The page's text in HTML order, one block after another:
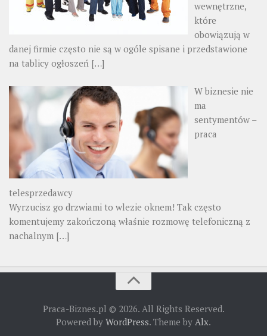
wewnętrzne,
które
obowiązują w
danej firmie często nie są w ogóle spisane i przedstawione
na tablicy ogłoszeń […]
W biznesie nie
ma
sentymentów –
praca
telesprzedawcy
Wyrzucisz go drzwiami to wlezie oknem! Tak często
komentujemy zakończoną właśnie rozmowę telefoniczną z
nachalnym […]
Praca-Biznes.pl © 2026. All Rights Reserved.
Powered by WordPress. Theme by Alx.